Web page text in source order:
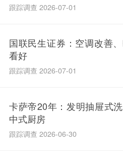
跟踪调查 2026-07-01
国联民生证券：空调改善
看好
跟踪调查 2026-07-01
卡萨帝20年：发明抽屉式
中式厨房
跟踪调查 2026-06-30